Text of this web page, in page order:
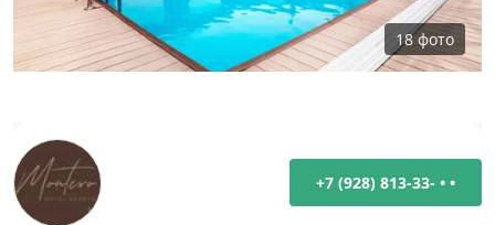
18фото
+7 (928) 813-33- • •